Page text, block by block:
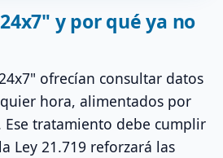
y por qué ya no
ofrecían consultar datos
hora, alimentados por
tratamiento debe cumplir
Ley 21.719 reforzará las